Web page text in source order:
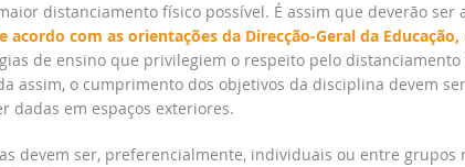
distanciamento físico possível. É assim que deverão ser
acordo com as orientações da Direcção-Geral da Educação,
de ensino que privilegiem o respeito pelo distanciamento
assim, o cumprimento dos objetivos da disciplina devem
dadas em espaços exteriores.
devem ser, preferencialmente, individuais ou entre grupos